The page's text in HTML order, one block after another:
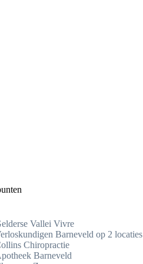
Vallei Vivre
Barneveld op 2 locaties
Chiropractie
Barneveld